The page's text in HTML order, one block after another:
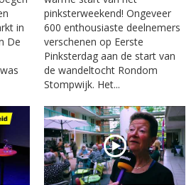
in
De
pinksterweekend! Ongeveer
600 enthousiaste deelnemers
verschenen op Eerste
Pinksterdag aan de start van
de wandeltocht Rondom
Stompwijk. Het...